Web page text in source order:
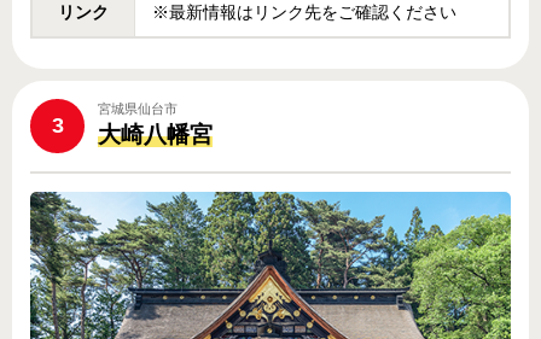
リンク
※最新情報はリンク先をご確認ください
3
宮城県仙台市
大崎八幡宮